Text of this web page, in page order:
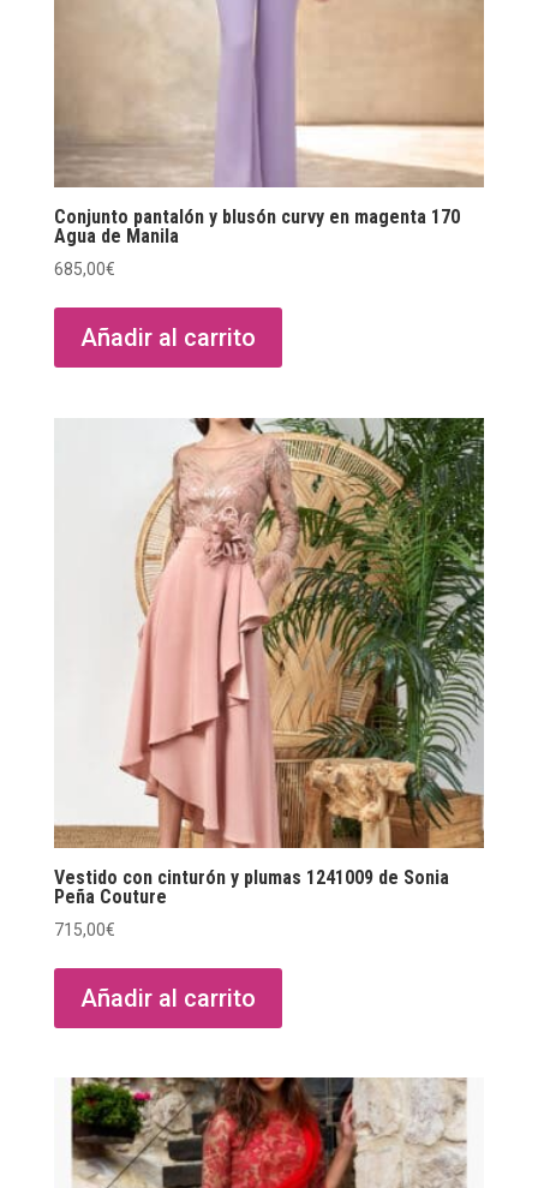
Conjunto pantalón y blusón curvy en magenta 170
Agua de Manila
685,00€
Añadir al carrito
Vestido con cinturón y plumas 1241009 de Sonia
Peña Couture
715,00€
Añadir al carrito